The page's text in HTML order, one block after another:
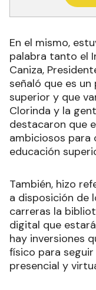
En el mismo,
palabra tanto el
Caniza,
señaló que es
superior y que
Clorinda y la
destacaron que
ambiciosos para
educación
También, hizo
a disposición de
carreras la
digital que
hay inversiones
físico para
presencial y